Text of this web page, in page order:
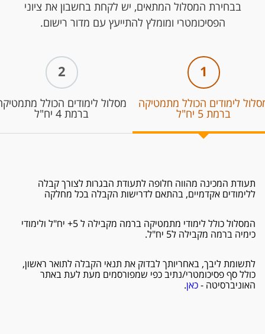
בבחירת המסלול המתאים, יש לקחת בחשבון את ציוני
הפסיכומטרי ומומלץ להתייעץ עם מדור רישום.
1
מסלול לימודים הכולל מתמטיקה
ברמת 5 יח"ל
2
מסלול לימודים הכולל
ברמת 4 יח"ל
תעודת המכינה מהווה חלופה לתעודת הבגרות לצורך קבלה
ללימודים אקדמיים, בהתאם לדרישות הקבלה בכל מחלקה
המסלול כולל לימודי מתמטיקה ברמה מקבילה ל 5+ יח"ל ולימודי
כימיה ברמה מקבילה ל5 יח"ל.
לתשומת ליבך, באחריותך לבדוק את תנאי הקבלה לתואר ראשון,
כולל סף פסיכומטרי/נתיב כפי שמפורסמים מעת לעת באתר
האוניברסיטה - כאן.